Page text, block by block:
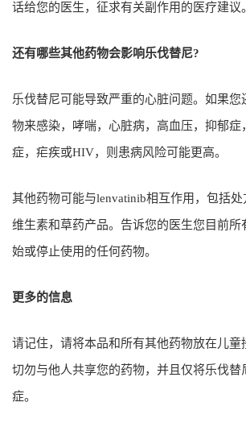
话给您的医生，征求有关副作用的医疗建议。
还有哪些其他药物会影响乐伐替尼?
乐伐替尼可能导致严重的心脏问题。如果您
物来感染，哮喘，心脏病，高血压，抑郁症
症，疟疾或HIV，则患病风险可能更高。
其他药物可能与lenvatinib相互作用，包括处
维生素和草药产品。告诉您的医生您目前所
始或停止使用的任何药物。
更多的信息
请记住，请将本品和所有其他药物放在儿童
切勿与他人共享您的药物，并且仅将乐伐替
症。